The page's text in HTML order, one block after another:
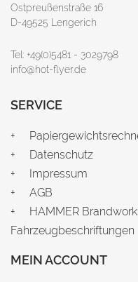
Ostpreußenstraße 16
D-49525 Lengerich
Tel: +49(0)5481 - 3029798
info@hot-flyer.de
SERVICE
Datenschutz
Impressum
AGB
HAMMER
Fahrzeugbeschriftungen
MEIN ACCOUNT